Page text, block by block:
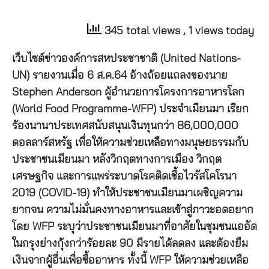
345 total views , 1 views today
เว็บไซต์ข่าวองค์การสหประชาชาติ (United Nations-
UN) รายงานเมื่อ 6 ส.ค.64 อ้างถ้อยแถลงของนาย
Stephen Anderson ผู้อำนวยการโครงการอาหารโลก
(World Food Programme-WFP) ประจำเมียนมา เรียก
ร้องนานาประเทศสนับสนุนเงินทุนกว่า 86,000,000
ดอลลาร์สหรัฐ เพื่อให้ความช่วยเหลือทางมนุษยธรรมกับ
ประชาชนเมียนมา หลังวิกฤตทางการเมือง วิกฤต
เศรษฐกิจ และการแพร่ระบาดโรคติดเชื้อไวรัสโคโรนา
2019 (COVID-19) ทำให้ประชาชนเมียนมาเผชิญความ
ยากจน ความไม่มั่นคงทางอาหารและเข้าสู่ภาวะอดอยาก
โดย WFP ระบุว่าประชาชนเมียนมาที่อาศัยในชุมชนแออัด
ในกรุงย่างกุ้งกว่าร้อยละ 90 มีรายได้ลดลง และต้องยืม
เงินจากผู้อื่นเพื่อซื้ออาหาร ทั้งนี้ WFP ให้ความช่วยเหลือ